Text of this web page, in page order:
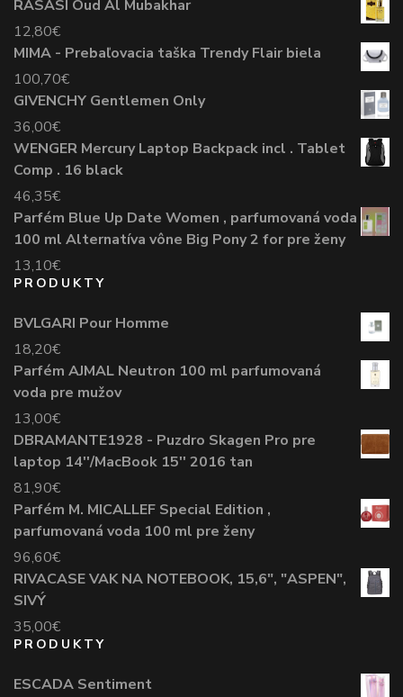
RASASI Oud Al Mubakhar
12,80€
MIMA - Prebaľovacia taška Trendy Flair biela
100,70€
GIVENCHY Gentlemen Only
36,00€
WENGER Mercury Laptop Backpack incl . Tablet
Comp . 16 black
46,35€
Parfém Blue Up Date Women , parfumovaná voda
100 ml Alternatíva vône Big Pony 2 for pre ženy
13,10€
PRODUKTY
BVLGARI Pour Homme
18,20€
Parfém AJMAL Neutron 100 ml parfumovaná
voda pre mužov
13,00€
DBRAMANTE1928 - Puzdro Skagen Pro pre
laptop 14''/MacBook 15'' 2016 tan
81,90€
Parfém M. MICALLEF Special Edition ,
parfumovaná voda 100 ml pre ženy
96,60€
RIVACASE VAK NA NOTEBOOK, 15,6", "ASPEN",
SIVÝ
35,00€
PRODUKTY
ESCADA Sentiment